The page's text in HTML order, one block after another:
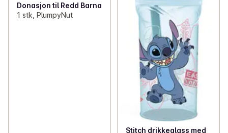
Donasjon til Redd Barna
1 stk, PlumpyNut
Stitch drikkeglass med